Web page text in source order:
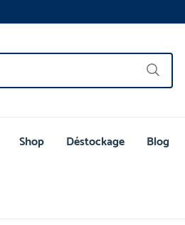
Shop Déstockage Blog